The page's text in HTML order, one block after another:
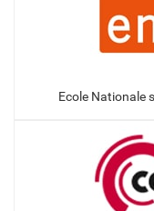
Ecole Nationale